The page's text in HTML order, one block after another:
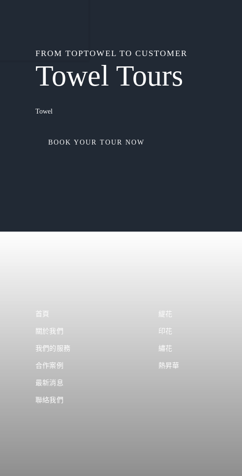
FROM TOPTOWEL TO CUSTOMER
Towel Tours
Towel
BOOK YOUR TOUR NOW
首頁
關於我們
我們的服務
合作案例
最新消息
聯絡我們
緹花
印花
繡花
熱昇華